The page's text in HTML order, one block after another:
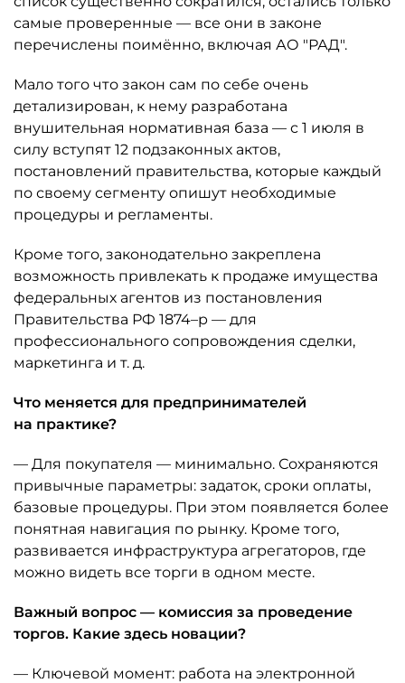
самые проверенные — все они в законе
перечислены поимённо, включая АО "РАД".
Мало того что закон сам по себе очень
детализирован, к нему разработана
внушительная нормативная база — с 1 июля в
силу вступят 12 подзаконных актов,
постановлений правительства, которые каждый
по своему сегменту опишут необходимые
процедуры и регламенты.
Кроме того, законодательно закреплена
возможность привлекать к продаже имущества
федеральных агентов из постановления
Правительства РФ 1874–р — для
профессионального сопровождения сделки,
маркетинга и т. д.
Что меняется для предпринимателей
на практике?
— Для покупателя — минимально. Сохраняются
привычные параметры: задаток, сроки оплаты,
базовые процедуры. При этом появляется более
понятная навигация по рынку. Кроме того,
развивается инфраструктура агрегаторов, где
можно видеть все торги в одном месте.
Важный вопрос — комиссия за проведение
торгов. Какие здесь новации?
— Ключевой момент: работа на электронной